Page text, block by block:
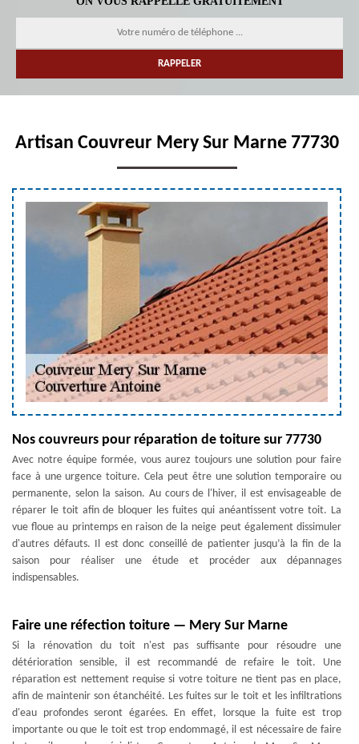
Artisan Couvreur Mery Sur Marne 77730
Nos couvreurs pour réparation de toiture sur 77730
Avec notre équipe formée, vous aurez toujours une solution pour faire
face à une urgence toiture. Cela peut être une solution temporaire ou
permanente, selon la saison. Au cours de l'hiver, il est envisageable de
réparer le toit afin de bloquer les fuites qui anéantissent votre toit. La
vue floue au printemps en raison de la neige peut également dissimuler
d'autres défauts. Il est donc conseillé de patienter jusqu’à la fin de la
saison pour réaliser une étude et procéder aux dépannages
indispensables.
Faire une réfection toiture — Mery Sur Marne
Si la rénovation du toit n'est pas suffisante pour résoudre une
détérioration sensible, il est recommandé de refaire le toit. Une
réparation est nettement requise si votre toiture ne tient pas en place,
afin de maintenir son étanchéité. Les fuites sur le toit et les infiltrations
d'eau profondes seront égarées. En effet, lorsque la fuite est trop
importante ou que le toit est trop endommagé, il est nécessaire de faire